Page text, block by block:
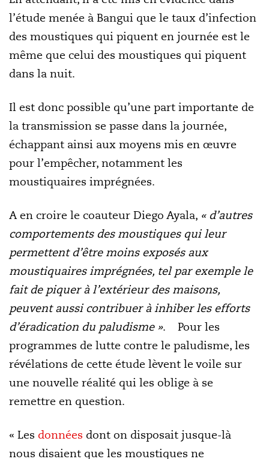
l’étude menée à Bangui que le taux d’infection
des moustiques qui piquent en journée est le
même que celui des moustiques qui piquent
dans la nuit.
Il est donc possible qu’une part importante de
la transmission se passe dans la journée,
échappant ainsi aux moyens mis en œuvre
pour l’empêcher, notamment les
moustiquaires imprégnées.
A en croire le coauteur Diego Ayala, « d’autres
comportements des moustiques qui leur
permettent d’être moins exposés aux
moustiquaires imprégnées, tel par exemple le
fait de piquer à l’extérieur des maisons,
peuvent aussi contribuer à inhiber les efforts
d’éradication du paludisme ».
Pour les
programmes de lutte contre le paludisme, les
révélations de cette étude lèvent le voile sur
une nouvelle réalité qui les oblige à se
remettre en question.
« Les données dont on disposait jusque-là
nous disaient que les moustiques ne